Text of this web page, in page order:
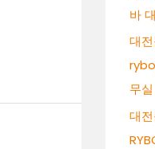
바
대
무실
대